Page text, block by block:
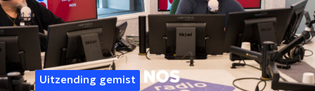
Uitzending gemist